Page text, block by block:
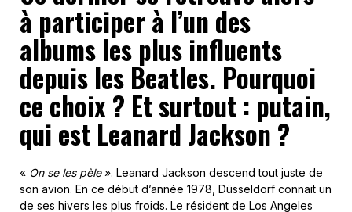
à participer à l’un des
albums les plus influents
depuis les Beatles. Pourquoi
ce choix ? Et surtout : putain,
qui est Leanard Jackson ?
« On se les pèle». Leanard Jackson descend tout juste de
son avion. En ce début d’année 1978, Düsseldorf connait un
de ses hivers les plus froids. Le résident de Los Angeles